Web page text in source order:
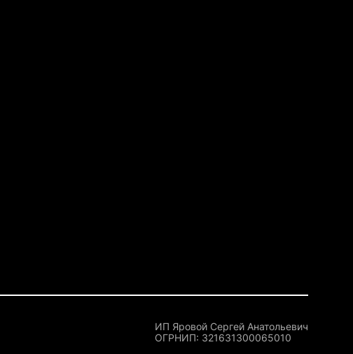
ИП Яровой Сергей Анатольевич
OГРНИП: 321631300065010